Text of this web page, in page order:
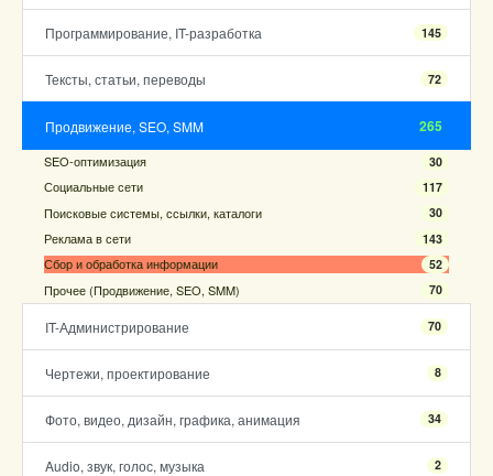
Программирование, IT-разработка 145
Тексты, статьи, переводы 72
Продвижение, SEO, SMM 265
SEO-оптимизация 30
Социальные сети 117
Поисковые системы, ссылки, каталоги 30
Реклама в сети 143
Сбор и обработка информации 52
Прочее (Продвижение, SEO, SMM) 70
IT-Администрирование 70
Чертежи, проектирование 8
Фото, видео, дизайн, графика, анимация 34
Audio, звук, голос, музыка 2